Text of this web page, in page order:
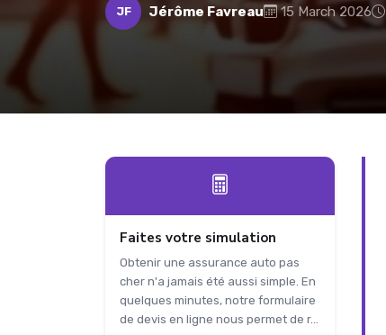
JF Jérôme Favreau 15 March 2026
Faites votre simulation
Obtenir une assurance auto pas
cher n'a jamais été aussi simple. En
quelques minutes, notre formulaire
de devis en ligne nous permet de r...